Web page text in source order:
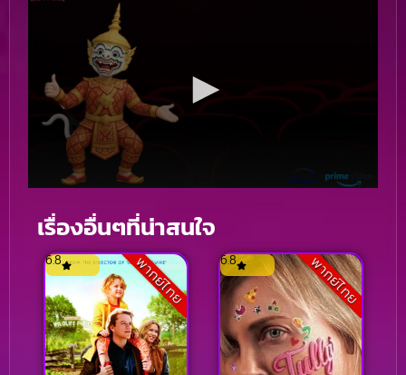
เรื่องอื่นๆที่น่าสนใจ
พากย์ไทย
6.8 พากย์ไทย
6.8